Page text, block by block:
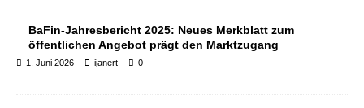
BaFin-Jahresbericht 2025: Neues Merkblatt zum
öffentlichen Angebot prägt den Marktzugang
1. Juni 2026 ijanert 0